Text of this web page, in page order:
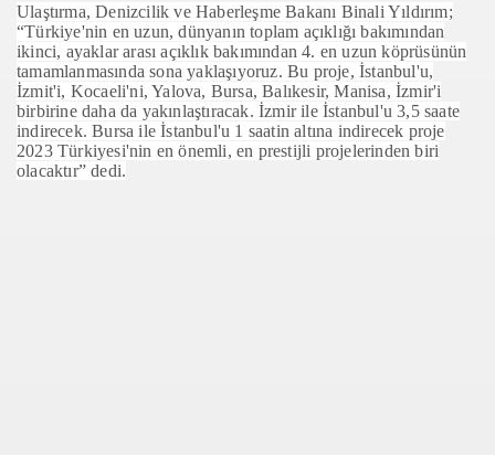
Ulaştırma, Denizcilik ve Haberleşme Bakanı Binali Yıldırım;
“Türkiye'nin en uzun, dünyanın toplam açıklığı bakımından
ikinci, ayaklar arası açıklık bakımından 4. en uzun köprüsünün
tamamlanmasında sona yaklaşıyoruz. Bu proje, İstanbul'u,
İzmit'i, Kocaeli'ni, Yalova, Bursa, Balıkesir, Manisa, İzmir'i
birbirine daha da yakınlaştıracak. İzmir ile İstanbul'u 3,5 saate
indirecek. Bursa ile İstanbul'u 1 saatin altına indirecek proje
2023 Türkiyesi'nin en önemli, en prestijli projelerinden biri
olacaktır” dedi.